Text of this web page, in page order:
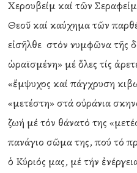
Χερουβείμ καί τῶν
Θεοῦ καί καύχημα τῶν
εἰσῆλθε στόν νυμφῶνα τῆς
ὡραϊσμένη» μέ ὅλες τίς
«ἔμψυχος καί πάγχρυση
«μετέστη» στά οὐράνια
ζωή μέ τόν θάνατό της
πανάγιο σῶμα της, πού τό
ὁ Κύριός μας, μέ τήν